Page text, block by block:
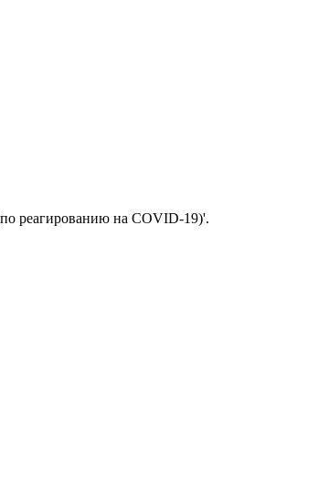
реагированию на COVID-19)'.